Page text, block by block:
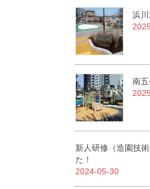
浜
南
新人研修（造園技
た！
2024-05-30